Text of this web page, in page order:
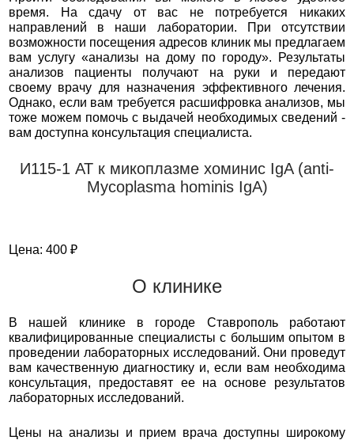
время. На сдачу от вас не потребуется никаких
направлений в наши лаборатории. При отсутствии
возможности посещения адресов клиник мы предлагаем
вам услугу «анализы на дому по городу». Результаты
анализов пациенты получают на руки и передают
своему врачу для назначения эффективного лечения.
Однако, если вам требуется расшифровка анализов, мы
тоже можем помочь с выдачей необходимых сведений -
вам доступна консультация специалиста.
И115-1 АТ к микоплазме хоминис IgA (anti-
Mycoplasma hominis IgA)
Цена: 400 ₽
О клинике
В нашей клинике в городе Ставрополь работают
квалифицированные специалисты с большим опытом в
проведении лабораторных исследований. Они проведут
вам качественную диагностику и, если вам необходима
консультация, предоставят ее на основе результатов
лабораторных исследований.
Цены на анализы и прием врача доступны широкому